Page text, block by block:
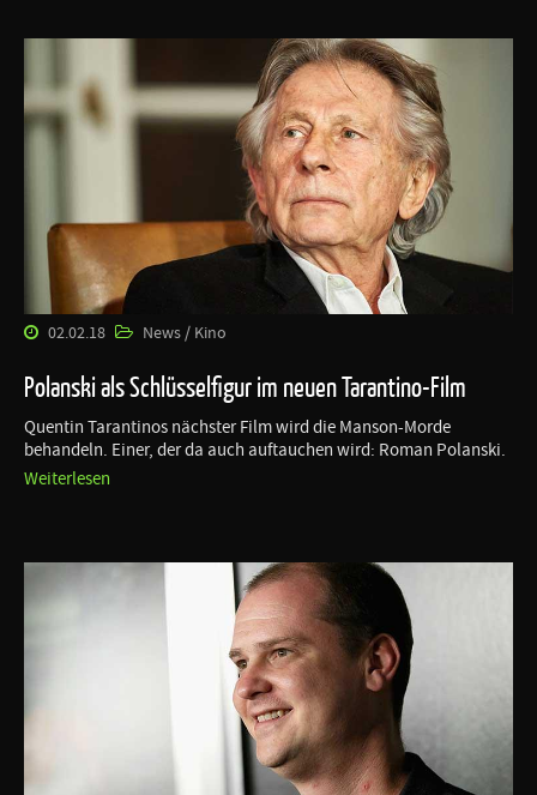
02.02.18 News / Kino
Polanski als Schlüsselfigur im neuen Tarantino-Film
Quentin Tarantinos nächster Film wird die Manson-Morde
behandeln. Einer, der da auch auftauchen wird: Roman Polanski.
Weiterlesen